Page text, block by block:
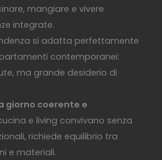
mangiare e vivere
integrate.
si adatta perfettamente
contemporanei:
ma grande desiderio di
giorno coerente e
e living convivano senza
richiede equilibrio tra
e materiali.